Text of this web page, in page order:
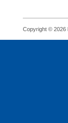
Copyright © 2026